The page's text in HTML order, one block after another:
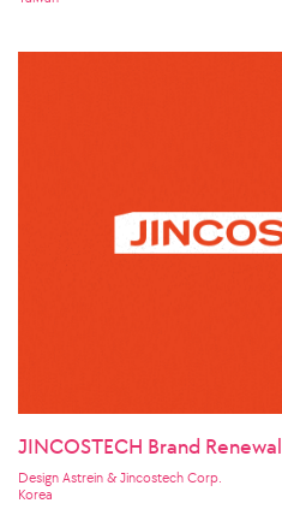
JINCOSTECH Brand Renewal
Design Astrein & Jincostech Corp.
Korea